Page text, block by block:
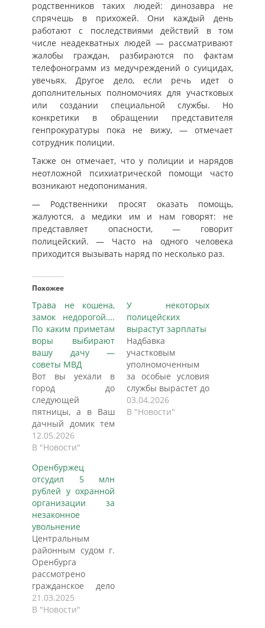
родственников таких людей: динозавра не
спрячешь в прихожей. Они каждый день
работают с последствиями действий в том
числе неадекватных людей — рассматривают
жалобы граждан, разбираются по фактам
телефонограмм из медучреждений о суицидах,
увечьях. Другое дело, если речь идет о
дополнительных полномочиях для участковых
или создании специальной службы. Но
конкретики в обращении представителя
генпрокуратуры пока не вижу, — отмечает
сотрудник полиции.
Также он отмечает, что у полиции и нарядов
неотложной психиатрической помощи часто
возникают недопонимания.
— Родственники просят оказать помощь,
жалуются, а медики им и нам говорят: не
представляет опасности, — говорит
полицейский. — Часто на одного человека
приходится вызывать наряд по несколько раз.
Похожее
Трава не кошена,
замок недорогой….
По каким приметам
воры выбирают
вашу дачу —
советы МВД
Вот вы уехали в
город до
следующей
пятницы, а в Ваш
дачный домик тем
временем кто-то
наведался с
приглашения.
Знакомая история?
МВД по Псковской
области выпустило
памятку, как
обезопасить
загородное жильё
просто, без затрат
на бронедвери и
профессиональную
охрану. Оказалось,
что многие кражи
случаются из-за
12.05.2026
В "Новости"
У некоторых
полицейских
вырастут зарплаты
Надбавка
участковым
уполномоченным
за особые условия
службы вырастет до
35 процентов
должностного
03.04.2026
В "Новости"
Оренбуржец
отсудил 5 млн
рублей у охранной
организации за
незаконное
увольнение
Центральным
районным судом г.
Оренбурга
рассмотрено
гражданское дело
по исковому
заявлению
21.03.2025
В "Новости"